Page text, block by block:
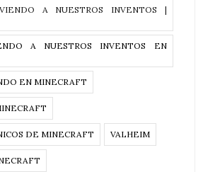
A NUESTROS INVENTOS |
A NUESTROS INVENTOS EN
EN MINECRAFT
DE MINECRAFT VALHEIM